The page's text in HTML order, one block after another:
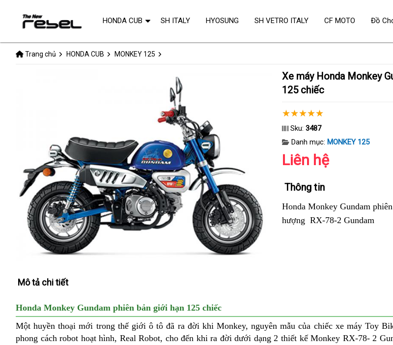
Trang chủ HONDA CUB MONKEY 125
Xe máy Honda Monkey Gundam phiên bản giới hạn
125 chiếc
Sku: 3487
Danh mục: MONKEY 125
Liên hệ
Thông tin
Honda Monkey Gundam
hượng RX-78-2 Gundam
Mô tả chi tiết
Honda Monkey Gundam phiên bản giới hạn 125 chiếc
Một huyền thoại mới trong thế giới ô tô đã ra đời khi Monkey, nguyên mẫu của chiếc xe máy Toy
phong cách robot hoạt hình, Real Robot, cho đến khi ra đời dưới dạng 2 thiết kế Monkey RX-78- 2
HONDA CUB SH ITALY HYOSUNG SH VETRO ITALY CF MOTO Đồ